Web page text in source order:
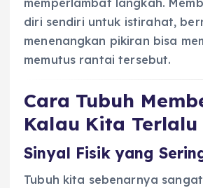
memperlambat langkah.
diri sendiri untuk istirahat,
menenangkan pikiran bisa
memutus rantai tersebut.
Cara Tubuh
Kalau Kita Terlalu
Sinyal Fisik yang
Tubuh kita sebenarnya